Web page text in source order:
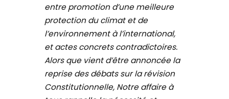
entre promotion d’une meilleure
protection du climat et de
l’environnement à l’international,
et actes concrets contradictoires.
Alors que vient d’être annoncée la
reprise des débats sur la révision
Constitutionnelle, Notre affaire à